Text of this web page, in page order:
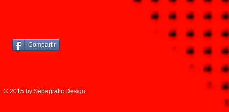
Compartir
© 2015 by Sebagrafic Design.